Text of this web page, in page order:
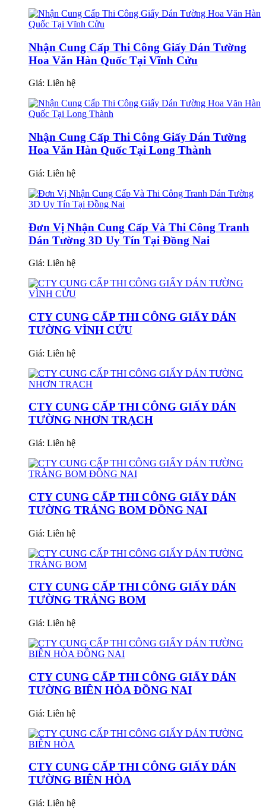
Nhận Cung Cấp Thi Công Giấy Dán Tường
Hoa Văn Hàn Quốc Tại Vĩnh Cửu
Giá: Liên hệ
Nhận Cung Cấp Thi Công Giấy Dán Tường
Hoa Văn Hàn Quốc Tại Long Thành
Giá: Liên hệ
Đơn Vị Nhận Cung Cấp Và Thi Công Tranh
Dán Tường 3D Uy Tín Tại Đồng Nai
Giá: Liên hệ
CTY CUNG CẤP THI CÔNG GIẤY DÁN
TƯỜNG VÌNH CỬU
Giá: Liên hệ
CTY CUNG CẤP THI CÔNG GIẤY DÁN
TƯỜNG NHƠN TRẠCH
Giá: Liên hệ
CTY CUNG CẤP THI CÔNG GIẤY DÁN
TƯỜNG TRẢNG BOM ĐỒNG NAI
Giá: Liên hệ
CTY CUNG CẤP THI CÔNG GIẤY DÁN
TƯỜNG TRẢNG BOM
Giá: Liên hệ
CTY CUNG CẤP THI CÔNG GIẤY DÁN
TƯỜNG BIÊN HÒA ĐỒNG NAI
Giá: Liên hệ
CTY CUNG CẤP THI CÔNG GIẤY DÁN
TƯỜNG BIÊN HÒA
Giá: Liên hệ